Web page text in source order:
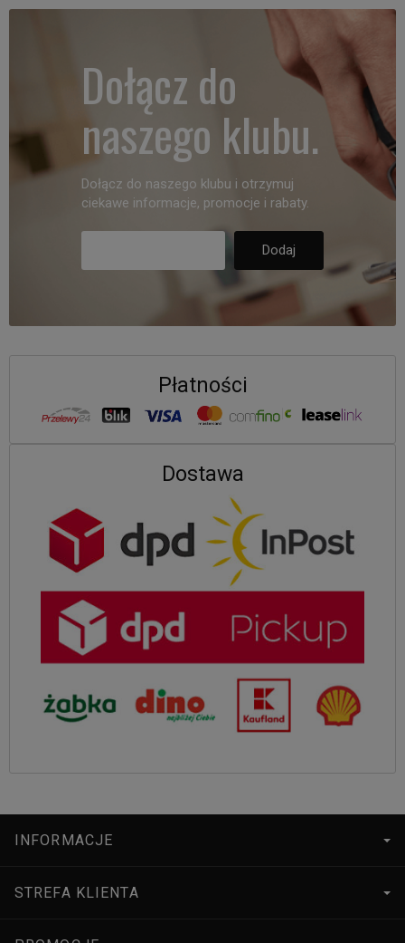
Dołącz do
naszego klubu.
Dołącz do naszego klubu i otrzymuj
ciekawe informacje, promocje i rabaty.
Płatności
Dostawa
INFORMACJE
STREFA KLIENTA